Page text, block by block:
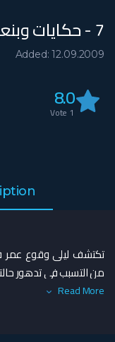
7 - حكايات وبنعيشها
Added: 12.09.2009
8.0
1
تكتشف ليلى وقوع عمر
من التسبب في تدهور
كرسالة بحثها، ويرفض
Read More